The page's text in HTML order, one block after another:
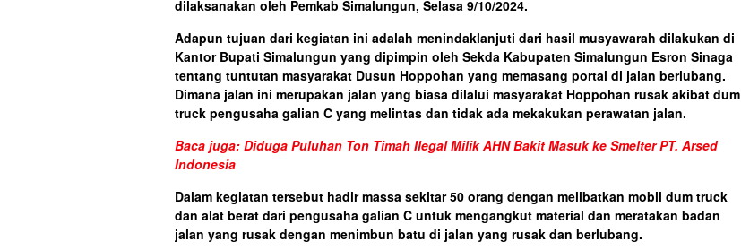
dilaksanakan oleh Pemkab Simalungun, Selasa 9/10/2024.
Adapun tujuan dari kegiatan ini adalah menindaklanjuti dari hasil musyawarah dilakukan di
Kantor Bupati Simalungun yang dipimpin oleh Sekda Kabupaten Simalungun Esron Sinaga
tentang tuntutan masyarakat Dusun Hoppohan yang memasang portal di jalan berlubang.
Dimana jalan ini merupakan jalan yang biasa dilalui masyarakat Hoppohan rusak akibat dum
truck pengusaha galian C yang melintas dan tidak ada mekakukan perawatan jalan.
Baca juga: Diduga Puluhan Ton Timah Ilegal Milik AHN Bakit Masuk ke Smelter PT. Arsed
Indonesia
Dalam kegiatan tersebut hadir massa sekitar 50 orang dengan melibatkan mobil dum truck
dan alat berat dari pengusaha galian C untuk mengangkut material dan meratakan badan
jalan yang rusak dengan menimbun batu di jalan yang rusak dan berlubang.